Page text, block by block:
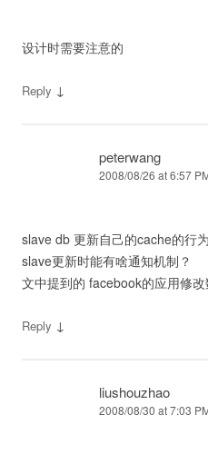
设计时需要注意的
Reply ↓
peterwang
2008/08/26 at 6:57
slave db 更新自己的cache的行
slave更新时能有啥通知机制？
文中提到的 facebook的应用修改
Reply ↓
liushouzhao
2008/08/30 at 7:03